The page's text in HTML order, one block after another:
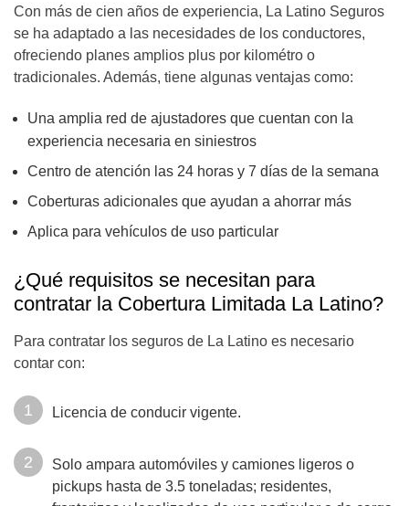
Con más de cien años de experiencia, La Latino Seguros
se ha adaptado a las necesidades de los conductores,
ofreciendo planes amplios plus por kilométro o
tradicionales. Además, tiene algunas ventajas como:
Una amplia red de ajustadores que cuentan con la
experiencia necesaria en siniestros
Centro de atención las 24 horas y 7 días de la semana
Coberturas adicionales que ayudan a ahorrar más
Aplica para vehículos de uso particular
¿Qué requisitos se necesitan para
contratar la Cobertura Limitada La Latino?
Para contratar los seguros de La Latino es necesario
contar con:
Licencia de conducir vigente.
Solo ampara automóviles y camiones ligeros o
pickups hasta de 3.5 toneladas; residentes,